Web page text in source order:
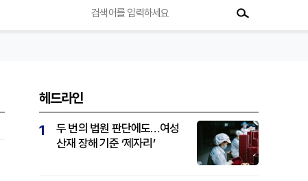
헤드라인
1
두 번의 법원 판단에도…여성
산재 장해 기준 ‘제자리’